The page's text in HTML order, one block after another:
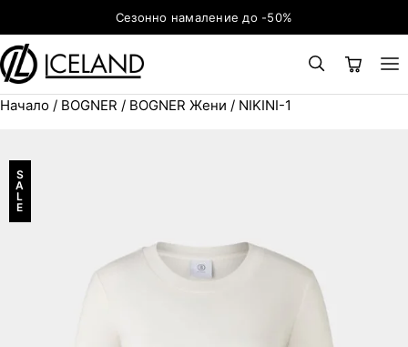
Към съдържаниетоСезонно намаление до -50%
Начало / BOGNER / BOGNER Жени / NIKINI-1
S
A
L
E